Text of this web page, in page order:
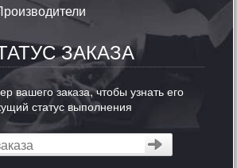
ЗАКАЗА
вашего заказа, чтобы узнать его
статус выполнения